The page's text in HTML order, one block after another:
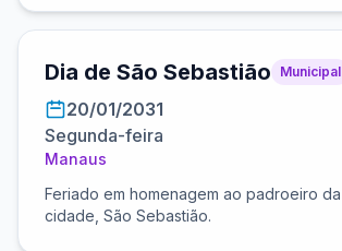
Dia de São Sebastião Municipal
20/01/2031
Segunda-feira
Manaus
Feriado em homenagem ao padroeiro da
cidade, São Sebastião.